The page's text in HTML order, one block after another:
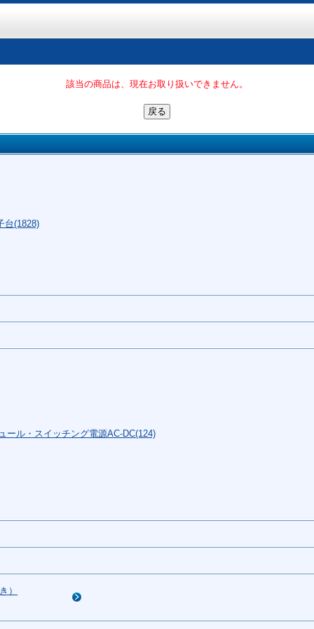
該当の商品は、現在お取り扱いできません。
台(1828)
ール・スイッチング電源AC-DC(124)
）